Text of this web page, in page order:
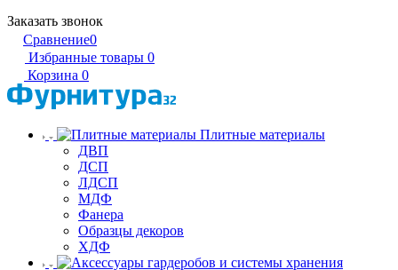
Заказать звонок
Сравнение0
Избранные товары 0
Корзина 0
Плитные материалы
ДВП
ДСП
ЛДСП
МДФ
Фанера
Образцы декоров
ХДФ